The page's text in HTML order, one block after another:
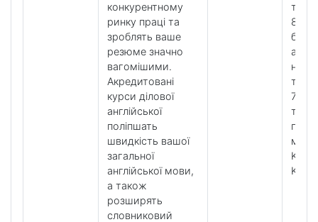
конкурентному
ринку праці та
зроблять ваше
резюме значно
вагомішими.
Акредитовані
курси ділової
англійської
поліпшать
швидкість вашої
загальної
англійської мови,
а також
розширять
словниковий
8
на
7
по
K+
K+